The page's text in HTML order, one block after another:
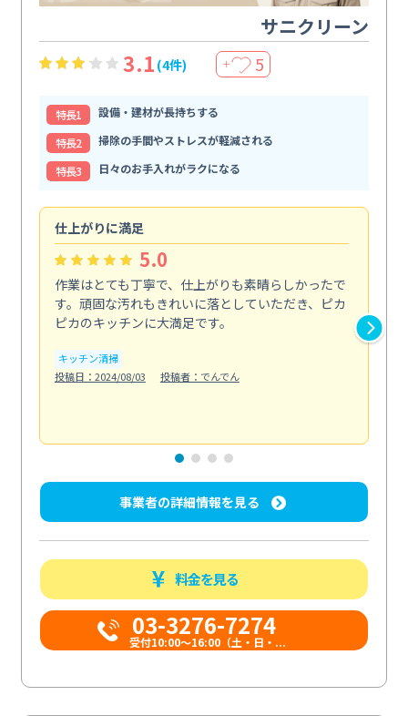
サニクリーン
3.1 (4件) ＋ 5
特⻑1
設備・建材が長持ちする
特⻑2
掃除の手間やストレスが軽減される
特⻑3
日々のお手入れがラクになる
仕上がりに満足
5.0
作業はとても丁寧で、仕上がりも素晴らしかったで
す。頑固な汚れもきれいに落としていただき、ピカ
ピカのキッチンに大満足です。
キッチン清掃
投稿日：2024/08/03
投稿者：でんでん
事業者の詳細情報を見る
料金を見る
03-3276-7274
受付10:00〜16:00（土・日・...